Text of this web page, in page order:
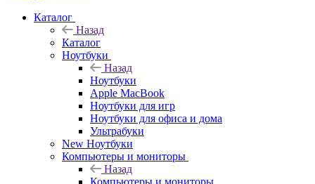
Каталог
Назад
Каталог
Ноутбуки
Назад
Ноутбуки
Apple MacBook
Ноутбуки для игр
Ноутбуки для офиса и дома
Ультрабуки
New Ноутбуки
Компьютеры и мониторы
Назад
Компьютеры и мониторы